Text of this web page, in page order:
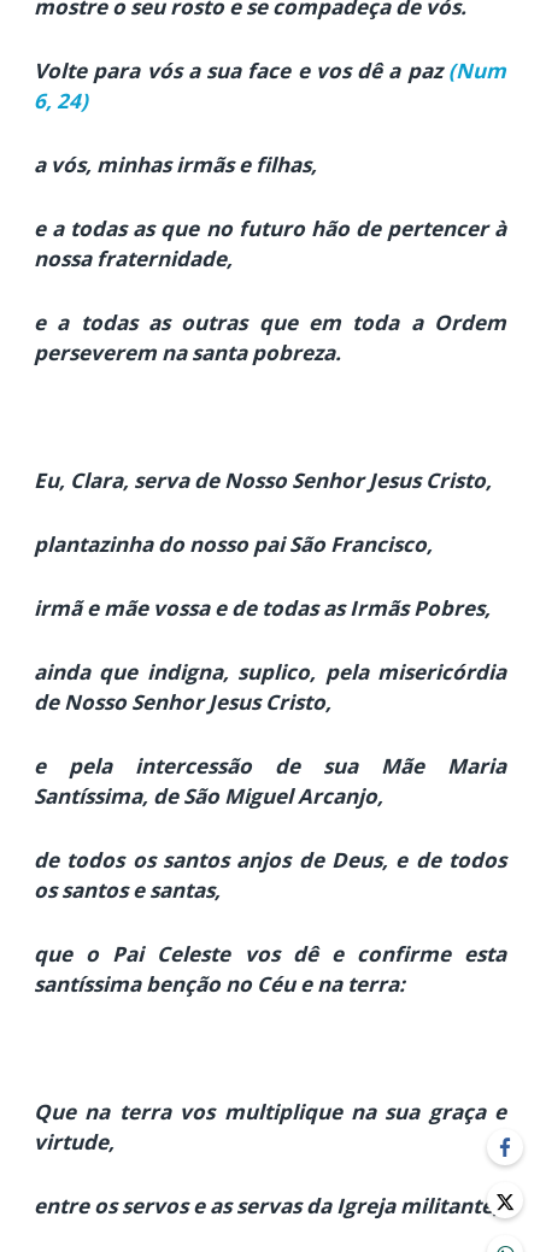
mostre o seu rosto e se compadeça de vós.
Volte para vós a sua face e vos dê a paz(Num
6, 24)
a vós, minhas irmãs e filhas,
e a todas as que no futuro hão de pertencer à
nossa fraternidade,
e a todas as outras que em toda a Ordem
perseverem na santa pobreza.
Eu, Clara, serva de Nosso Senhor Jesus Cristo,
plantazinha do nosso pai São Francisco,
irmã e mãe vossa e de todas as Irmãs Pobres,
ainda que indigna, suplico, pela misericórdia
de Nosso Senhor Jesus Cristo,
e pela intercessão de sua Mãe Maria
Santíssima, de São Miguel Arcanjo,
de todos os santos anjos de Deus, e de todos
os santos e santas,
que o Pai Celeste vos dê e confirme esta
santíssima benção no Céu e na terra:
Que na terra vos multiplique na sua graça e
virtude,
entre os servos e as servas da Igreja militante;